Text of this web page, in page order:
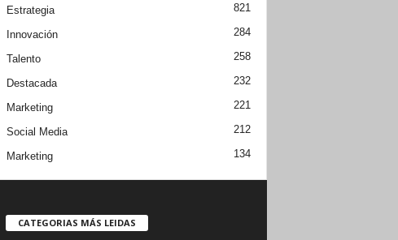
Estrategia 821
Innovación 284
Talento 258
Destacada 232
Marketing 221
Social Media 212
Marketing 134
CATEGORIAS MÁS LEIDAS